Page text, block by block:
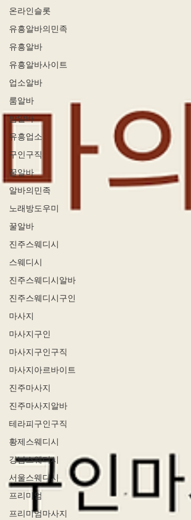
온라인슬롯
유흥알바의민족
유흥알바
유흥알바사이트
업소알바
룸알바
밤알바
유흥업소
구인구직
꿀알바
알바의민족
노래방도우미
꿀알바
진주스웨디시
스웨디시
진주스웨디시알바
진주스웨디시구인
마사지
마사지구인
마사지구인구직
마사지아르바이트
진주마사지
진주마사지알바
테라피구인구직
황제스웨디시
강남스웨디시
서울스웨디시
프리미엄
프리미엄마사지